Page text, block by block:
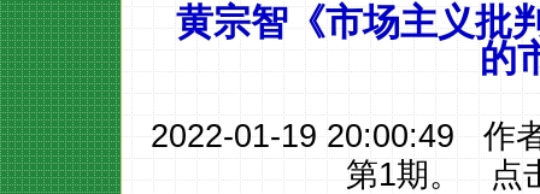
黄宗智《市场主义批
的
2022-01-19 20:00:49 作
第1期。点